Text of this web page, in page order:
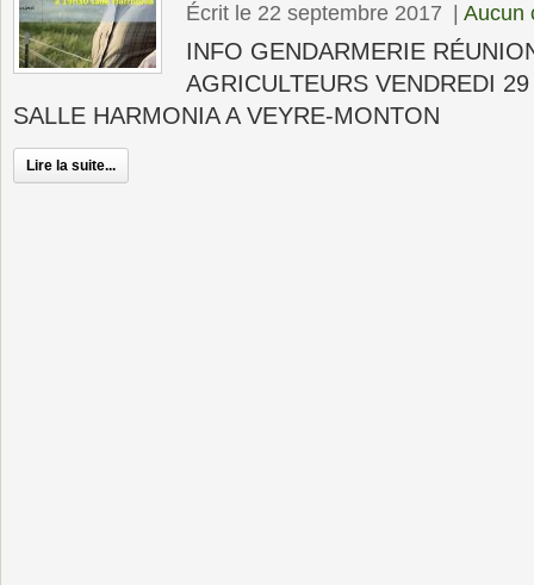
Écrit le 22 septembre 2017 Aucun
INFO GENDARMERIE
AGRICULTEURS VENDREDI
SALLE HARMONIA A VEYRE-MONTON
Lire la suite...